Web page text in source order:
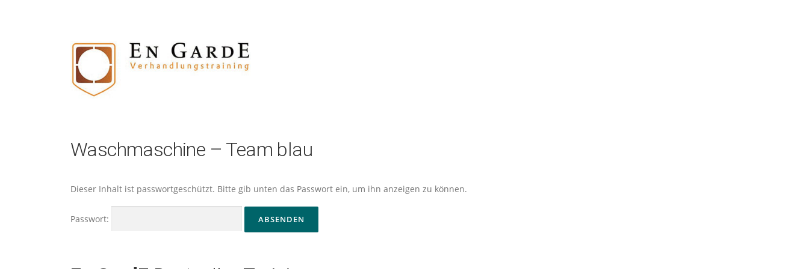
Waschmaschine – Team blau
Dieser Inhalt ist passwortgeschützt. Bitte gib unten das Passwort ein, um ihn anzeigen zu können.
Passwort: